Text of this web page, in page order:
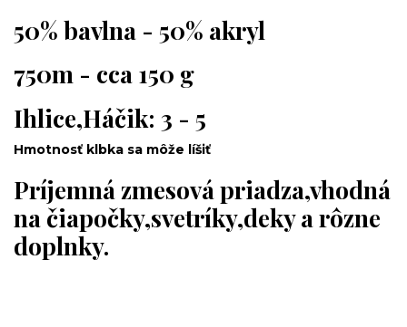
50% bavlna - 50% akryl
750m - cca 150 g
Ihlice,Háčik: 3 - 5
Hmotnosť klbka sa môže líšiť
Príjemná zmesová priadza,vhodná
na čiapočky,svetríky,deky a rôzne
doplnky.